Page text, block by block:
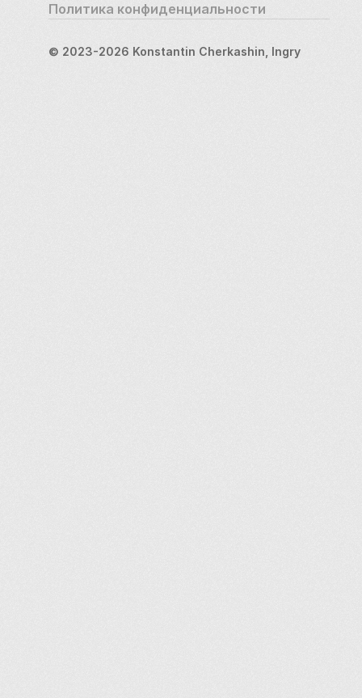
Политика конфиденциальности
© 2023-2026 Konstantin Cherkashin, Ingry